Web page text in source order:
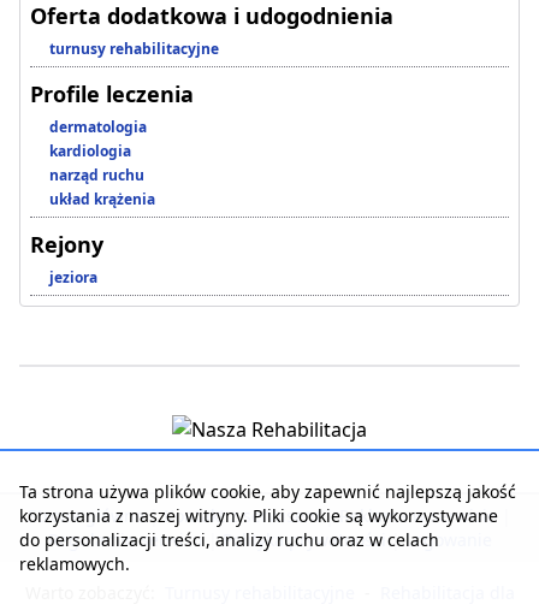
Oferta dodatkowa i udogodnienia
turnusy rehabilitacyjne
Profile leczenia
dermatologia
kardiologia
narząd ruchu
układ krążenia
Rejony
jeziora
Strona główna | Kontakt z serwisem | Reklama w serwisie
Regulamin serwisu | Polityka prywatności | Logowanie
Ta strona używa plików cookie, aby zapewnić najlepszą jakość
korzystania z naszej witryny. Pliki cookie są wykorzystywane
do personalizacji treści, analizy ruchu oraz w celach
reklamowych.